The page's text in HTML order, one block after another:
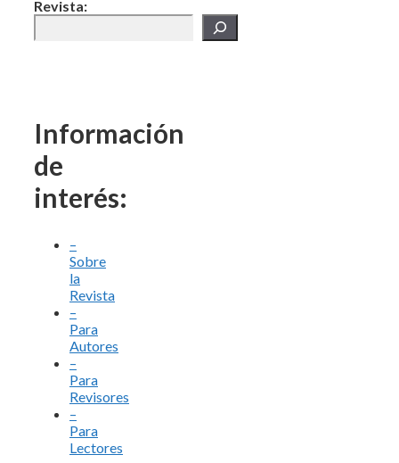
Revista:
Información
de
interés:
–
Sobre
la
Revista
–
Para
Autores
–
Para
Revisores
–
Para
Lectores